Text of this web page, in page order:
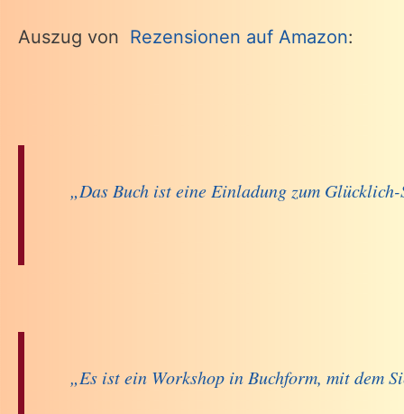
Auszug von Rezensionen auf Amazon:
„Das Buch ist eine Einladung zum
„Es ist ein Workshop in Buchform, mit dem